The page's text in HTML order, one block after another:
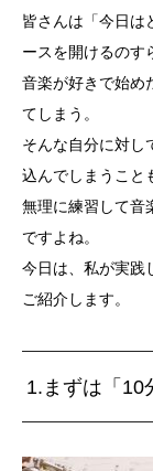
皆さんは「今日は
ースを開けるのす
音楽が好きで始め
てしまう。
そんな自分に対し
込んでしまうこと
無理に練習して音
ですよね。
今日は、私が実践
ご紹介します。
1.まずは「10